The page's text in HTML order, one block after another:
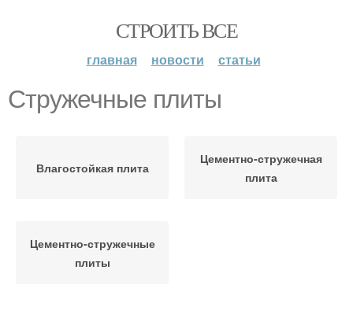
СТРОИТЬ ВСЕ
главная новости статьи
Стружечные плиты
Влагостойкая плита
Цементно-стружечная
плита
Цементно-стружечные
плиты